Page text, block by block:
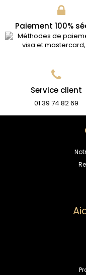
Paiement 100%
Service client
01 39 74 82 69